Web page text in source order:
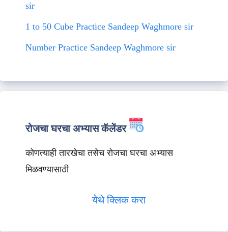
sir
1 to 50 Cube Practice Sandeep Waghmore sir
Number Practice Sandeep Waghmore sir
रोजचा घरचा अभ्यास कॅलेंडर
कोणत्याही तारखेचा तसेच रोजचा घरचा अभ्यास
मिळवण्यासाठी
येथे क्लिक करा